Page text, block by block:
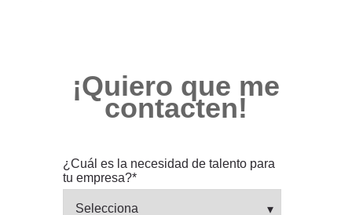
¡Quiero que me
contacten!
¿Cuál es la necesidad de talento para
tu empresa?*